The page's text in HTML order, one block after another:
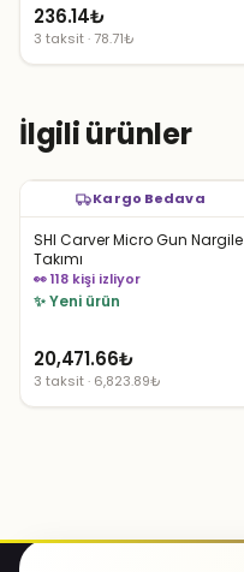
236.14₺
3 taksit · 78.71₺
İlgili ürünler
Kargo Bedava
SHI Carver Micro Gun Nargile
Takımı
👀 118 kişi izliyor
✨ Yeni ürün
20,471.66₺
3 taksit · 6,823.89₺